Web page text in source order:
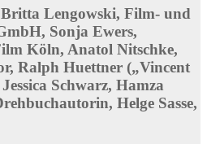
Lengowski, Film- und
Sonja Ewers,
Köln, Anatol Nitschke,
Ralph Huettner („Vincent
Schwarz, Hamza
Helge Sasse,